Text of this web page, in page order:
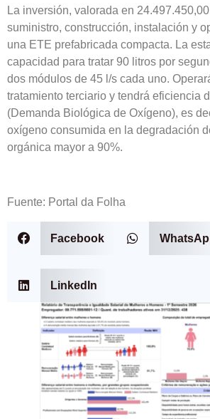
La inversión, valorada en
suministro, construcción, instalación y
una ETE prefabricada compacta. La
capacidad para tratar 90 litros por
dos módulos de 45 l/s cada uno.
tratamiento terciario y tendrá eficiencia
(Demanda Biológica de Oxígeno), es
oxígeno consumida en la degradación
orgánica mayor a 90%.
Fuente: Portal da Folha
Facebook
LinkedIn